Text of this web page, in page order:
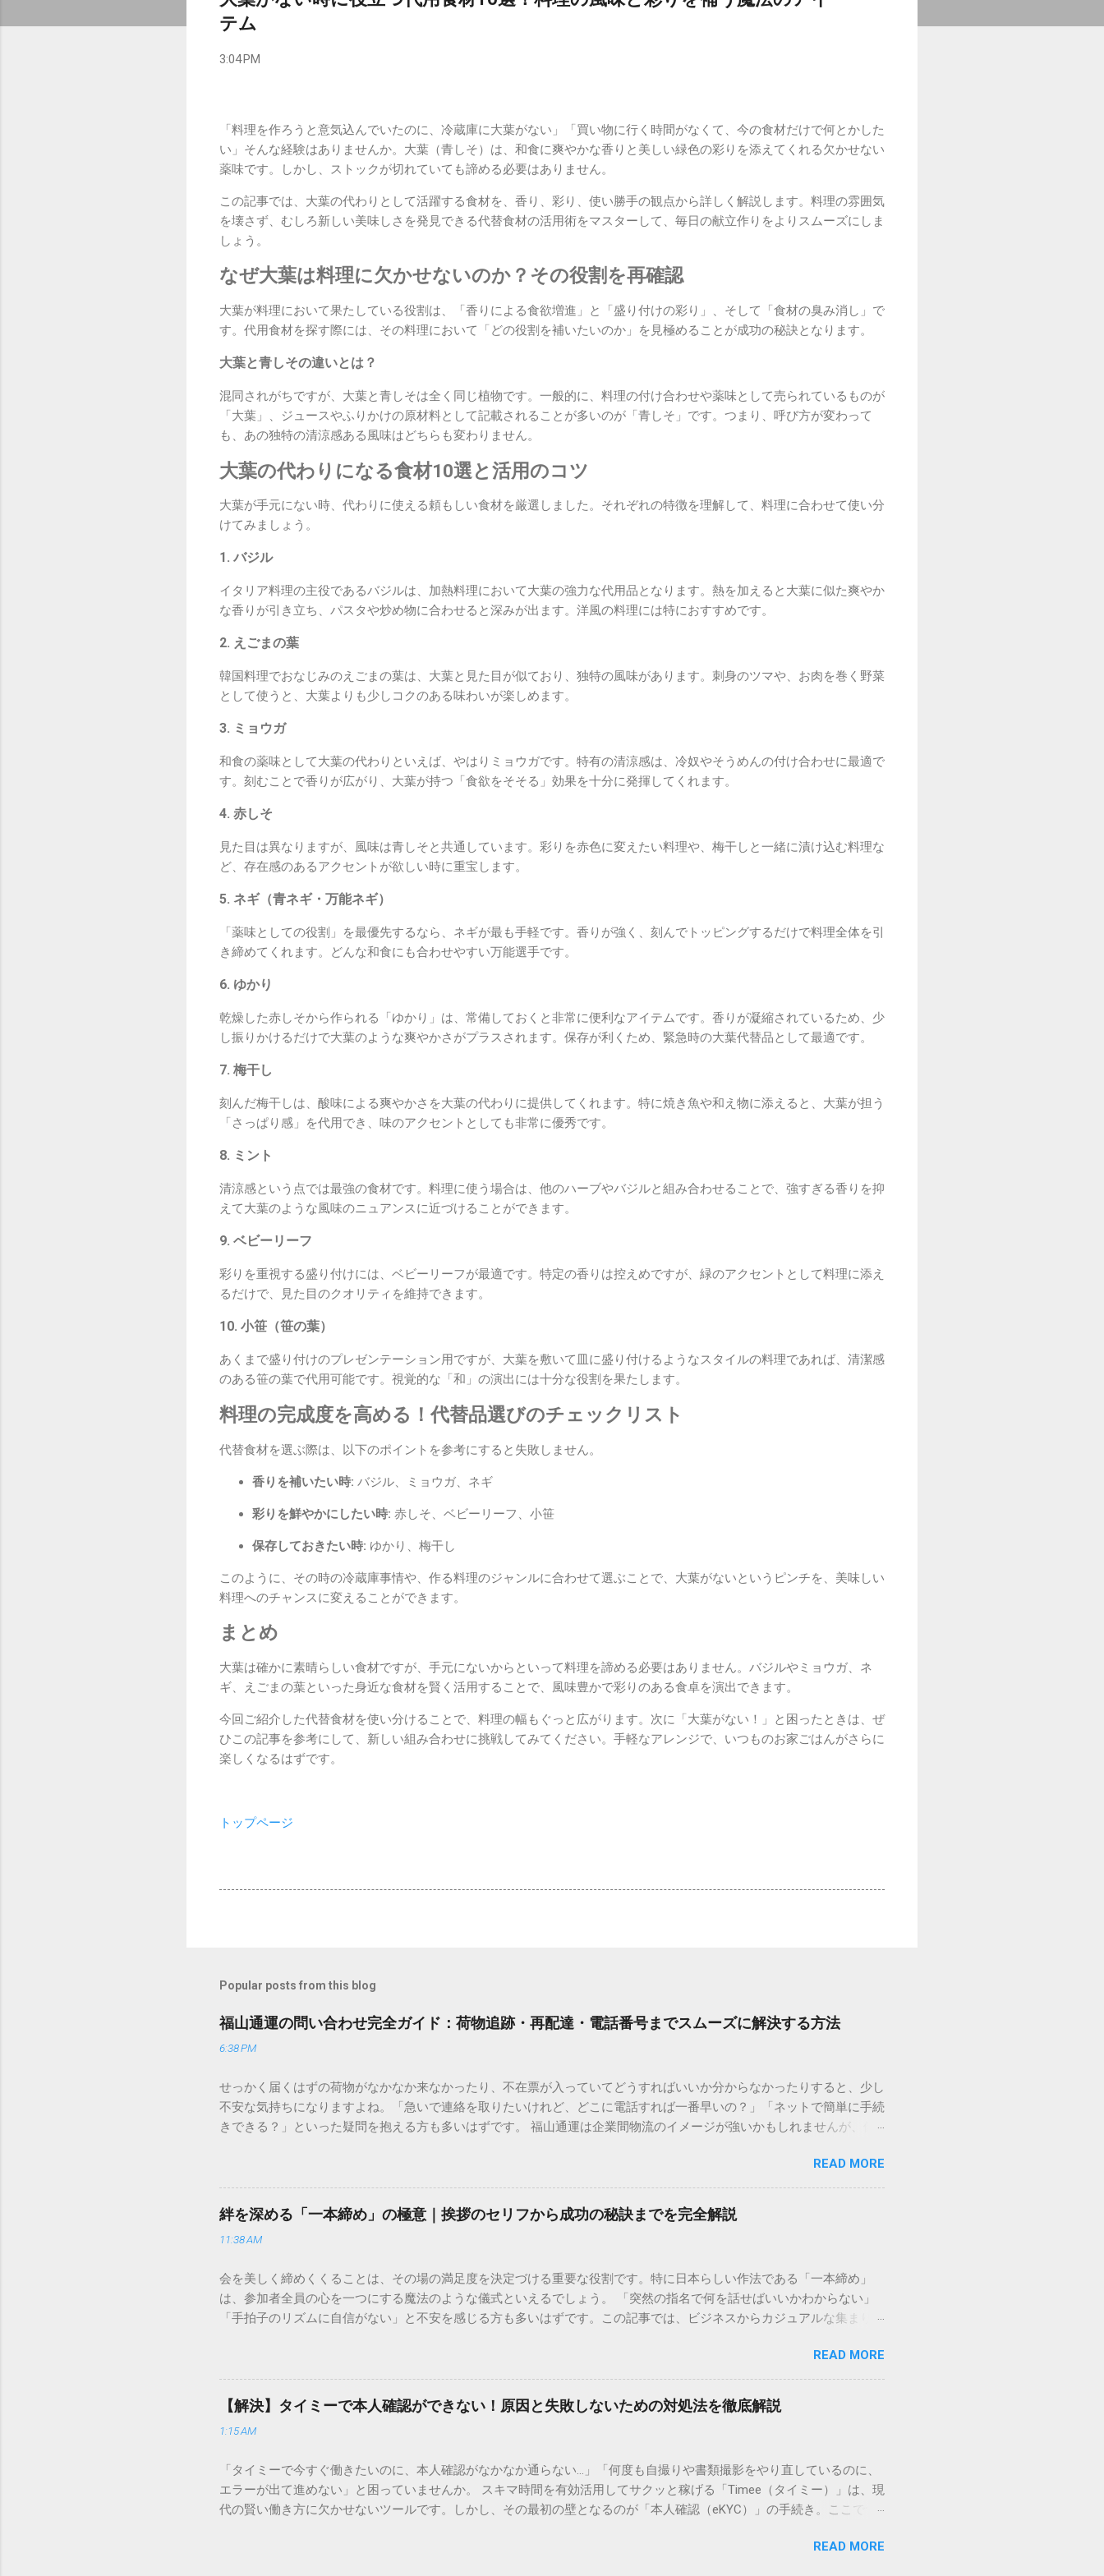
テム
3:04 PM
「料理を作ろうと意気込んでいたのに、冷蔵庫に大葉がない」「買い物に行く時間がなくて、今の食材だけで何とかした
い」そんな経験はありませんか。大葉（青しそ）は、和食に爽やかな香りと美しい緑色の彩りを添えてくれる欠かせない
薬味です。しかし、ストックが切れていても諦める必要はありません。
この記事では、大葉の代わりとして活躍する食材を、香り、彩り、使い勝手の観点から詳しく解説します。料理の雰囲気
を壊さず、むしろ新しい美味しさを発見できる代替食材の活用術をマスターして、毎日の献立作りをよりスムーズにしま
しょう。
なぜ大葉は料理に欠かせないのか？その役割を再確認
大葉が料理において果たしている役割は、「香りによる食欲増進」と「盛り付けの彩り」、そして「食材の臭み消し」で
す。代用食材を探す際には、その料理において「どの役割を補いたいのか」を見極めることが成功の秘訣となります。
大葉と青しその違いとは？
混同されがちですが、大葉と青しそは全く同じ植物です。一般的に、料理の付け合わせや薬味として売られているものが
「大葉」、ジュースやふりかけの原材料として記載されることが多いのが「青しそ」です。つまり、呼び方が変わって
も、あの独特の清涼感ある風味はどちらも変わりません。
大葉の代わりになる食材10選と活用のコツ
大葉が手元にない時、代わりに使える頼もしい食材を厳選しました。それぞれの特徴を理解して、料理に合わせて使い分
けてみましょう。
1. バジル
イタリア料理の主役であるバジルは、加熱料理において大葉の強力な代用品となります。熱を加えると大葉に似た爽やか
な香りが引き立ち、パスタや炒め物に合わせると深みが出ます。洋風の料理には特におすすめです。
2. えごまの葉
韓国料理でおなじみのえごまの葉は、大葉と見た目が似ており、独特の風味があります。刺身のツマや、お肉を巻く野菜
として使うと、大葉よりも少しコクのある味わいが楽しめます。
3. ミョウガ
和食の薬味として大葉の代わりといえば、やはりミョウガです。特有の清涼感は、冷奴やそうめんの付け合わせに最適で
す。刻むことで香りが広がり、大葉が持つ「食欲をそそる」効果を十分に発揮してくれます。
4. 赤しそ
見た目は異なりますが、風味は青しそと共通しています。彩りを赤色に変えたい料理や、梅干しと一緒に漬け込む料理な
ど、存在感のあるアクセントが欲しい時に重宝します。
5. ネギ（青ネギ・万能ネギ）
「薬味としての役割」を最優先するなら、ネギが最も手軽です。香りが強く、刻んでトッピングするだけで料理全体を引
き締めてくれます。どんな和食にも合わせやすい万能選手です。
6. ゆかり
乾燥した赤しそから作られる「ゆかり」は、常備しておくと非常に便利なアイテムです。香りが凝縮されているため、少
し振りかけるだけで大葉のような爽やかさがプラスされます。保存が利くため、緊急時の大葉代替品として最適です。
7. 梅干し
刻んだ梅干しは、酸味による爽やかさを大葉の代わりに提供してくれます。特に焼き魚や和え物に添えると、大葉が担う
「さっぱり感」を代用でき、味のアクセントとしても非常に優秀です。
8. ミント
清涼感という点では最強の食材です。料理に使う場合は、他のハーブやバジルと組み合わせることで、強すぎる香りを抑
えて大葉のような風味のニュアンスに近づけることができます。
9. ベビーリーフ
彩りを重視する盛り付けには、ベビーリーフが最適です。特定の香りは控えめですが、緑のアクセントとして料理に添え
るだけで、見た目のクオリティを維持できます。
10. 小笹（笹の葉）
あくまで盛り付けのプレゼンテーション用ですが、大葉を敷いて皿に盛り付けるようなスタイルの料理であれば、清潔感
のある笹の葉で代用可能です。視覚的な「和」の演出には十分な役割を果たします。
料理の完成度を高める！代替品選びのチェックリスト
代替食材を選ぶ際は、以下のポイントを参考にすると失敗しません。
香りを補いたい時: バジル、ミョウガ、ネギ
彩りを鮮やかにしたい時: 赤しそ、ベビーリーフ、小笹
保存しておきたい時: ゆかり、梅干し
このように、その時の冷蔵庫事情や、作る料理のジャンルに合わせて選ぶことで、大葉がないというピンチを、美味しい
料理へのチャンスに変えることができます。
まとめ
大葉は確かに素晴らしい食材ですが、手元にないからといって料理を諦める必要はありません。バジルやミョウガ、ネ
ギ、えごまの葉といった身近な食材を賢く活用することで、風味豊かで彩りのある食卓を演出できます。
今回ご紹介した代替食材を使い分けることで、料理の幅もぐっと広がります。次に「大葉がない！」と困ったときは、ぜ
ひこの記事を参考にして、新しい組み合わせに挑戦してみてください。手軽なアレンジで、いつものお家ごはんがさらに
楽しくなるはずです。
トップページ
Popular posts from this blog
福山通運の問い合わせ完全ガイド：荷物追跡・再配達・電話番号までスムーズに解決する方法
6:38 PM
せっかく届くはずの荷物がなかなか来なかったり、不在票が入っていてどうすればいいか分からなかったりすると、少し
不安な気持ちになりますよね。「急いで連絡を取りたいけれど、どこに電話すれば一番早いの？」「ネットで簡単に手続
きできる？」といった疑問を抱える方も多いはずです。 福山通運は企業間物流のイメージが強いかもしれませんが、個
は、荷物の追跡確認から営業所への電話連絡、再配達の依頼手順まで、初めての方でも迷わずに解決できる方法を詳しく
解説します。 福山通運のサービスの特徴と強み 福山通運は日本全国に広範なネットワークを持つ大手運送会社です。特
に重量物や大型の荷物、そして企業間の輸送において圧倒的な実績を誇ります。 個人で利用する場合、他の宅配業者と
少し異なる点として「営業所ごとの対応が非常にきめ細かい」という特徴があります。地域に密着した各拠点が配送をコ
ントロールしているため、現場の状況に合わせた柔軟な相談がしやすいのがメリットです。まずは、今抱えている悩みが
わせの電話をかける前に、まずは「お荷物配達状況照会」を確認するのが最も効率的です。現在の荷物がいったいどこに
あるのか、いつ届く予定なのかは、お手元の番号一つで判明します。 伝票番号（お問い合わせ番号）を準備する : 送り状
（伝票）の控えに記載されている、数字の並びを確認してください。これが荷物の識別番号になります。 確認できる内
テータス。 メリット : 24時間いつでも自分のペースで確認できるため、電話がつながるのを待つ必要がありません。 ス
マートフォンやパソコンでの操作 : 専用の入力フォームに番号を記載するだけで、リアルタイムの状況が表示されます。
もしステータスが「持戻（不在）」になっていれば、そのままスムーズに次の手続きへ移ることも可能です。 2. 電話で
READ MORE
絆を深める「一本締め」の極意｜挨拶のセリフから成功の秘訣までを完全解説
11:38 AM
会を美しく締めくくることは、その場の満足度を決定づける重要な役割です。特に日本らしい作法である「一本締め」
は、参加者全員の心を一つにする魔法のような儀式といえるでしょう。 「突然の指名で何を話せばいいかわからない」
「手拍子のリズムに自信がない」と不安を感じる方も多いはずです。この記事では、ビジネスからカジュアルな集まりま
解説します。 一本締めとは？その本質と効果 一本締めは、単に手を叩いて終わらせる作業ではありません。その時間、
その場所で共有した喜びや感謝を、全員の手拍子という形にして刻み込む伝統的な儀礼です。 一本締めがもたらすポジ
ティブな効果 一体感の創出 参加者全員が一斉に同じリズムを刻むことで、集団としての連帯感が生まれます。 心地よい
終幕 「ここで終わり」という合図が明確になるため、参加者は余韻を大切にしながら、すっきりと解散することができ
ます。 感謝の視覚化 言葉だけでは伝えきれない「お疲れ様」「ありがとう」という想いを、拍手の音に込めることがで
ムで行われるものを一本締めと呼びますが、一部の地域や習慣ではこれを「一丁締め」と呼ぶこともあります。どちらも
意味合いは同じですので、場の雰囲気に合わせて堂々と行いましょう。 失敗しない！一本締めの正しい手順と作法 リー
ダーを任されたら、以下のステップを意識することで、スムーズかつ威厳のある進行が可能になります。 基本的な流れ
る 長々と語る必要はありません。「これにてお開きといたします」など、締める旨を簡潔に伝えます。 準備の促し 「お
READ MORE
【解決】タイミーで本人確認ができない！原因と失敗しないための対処法を徹底解説
1:15 AM
「タイミーで今すぐ働きたいのに、本人確認がなかなか通らない…」「何度も自撮りや書類撮影をやり直しているのに、
エラーが出て進めない」と困っていませんか。 スキマ時間を有効活用してサクッと稼げる「Timee（タイミー）」は、現
代の賢い働き方に欠かせないツールです。しかし、その最初の壁となるのが「本人確認（eKYC）」の手続き。ここでつ
は、タイミーの本人確認で失敗する原因の多くは、非常にシンプルで、ちょっとしたコツを知るだけで解決できるものば
READ MORE